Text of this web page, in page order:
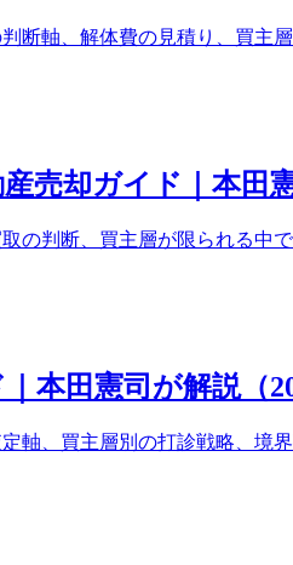
軸、解体費の見積り、買主
売却ガイド｜本田
判断、買主層が限られる中
本田憲司が解説（
軸、買主層別の打診戦略、境